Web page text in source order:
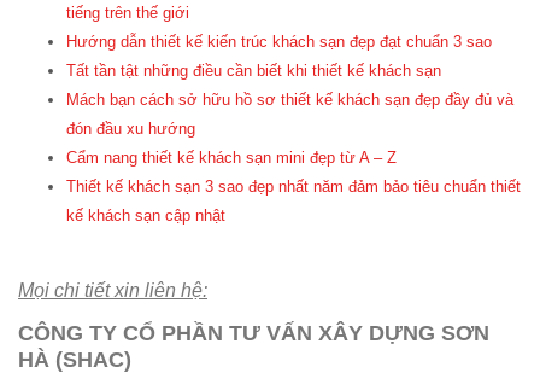
tiếng trên thế giới
Hướng dẫn thiết kế kiến trúc khách sạn đẹp đạt chuẩn 3 sao
Tất tần tật những điều cần biết khi thiết kế khách sạn
Mách bạn cách sở hữu hồ sơ thiết kế khách sạn đẹp đầy đủ và
đón đầu xu hướng
Cẩm nang thiết kế khách sạn mini đẹp từ A – Z
Thiết kế khách sạn 3 sao đẹp nhất năm đảm bảo tiêu chuẩn thiết
kế khách sạn cập nhật
Mọi chi tiết xin liên hệ:
CÔNG TY CỔ PHẦN TƯ VẤN XÂY DỰNG SƠN
HÀ (SHAC)